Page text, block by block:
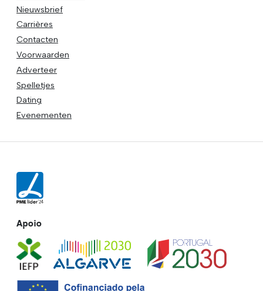
Nieuwsbrief
Carrières
Contacten
Voorwaarden
Adverteer
Spelletjes
Dating
Evenementen
Apoio